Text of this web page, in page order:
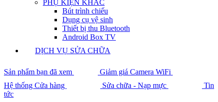
PHỤ KIỆN KHÁC
Bút trình chiếu
Dụng cụ vệ sinh
Thiết bị thu Bluetooth
Android Box TV
DỊCH VỤ SỬA CHỮA
Sản phẩm bạn đã xem
Giảm giá Camera WiFi
Hệ thống Cửa hàng
Sửa chữa - Nạp mực
Tin
tức